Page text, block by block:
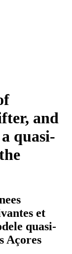
and
quasi-
et
quasi-
Açores